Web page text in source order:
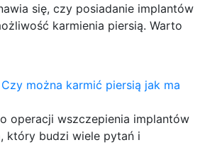
się, czy posiadanie implantów
karmienia piersią. Warto
Czy można karmić piersią jak ma
operacji wszczepienia implantów
który budzi wiele pytań i